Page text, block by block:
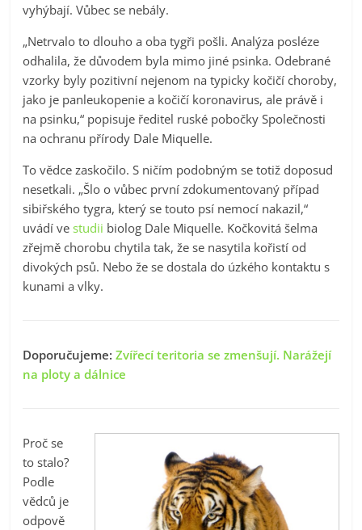
vyhýbají. Vůbec se nebály.
„Netrvalo to dlouho a oba tygři pošli. Analýza posléze
odhalila, že důvodem byla mimo jiné psinka. Odebrané
vzorky byly pozitivní nejenom na typicky kočičí choroby,
jako je panleukopenie a kočičí koronavirus, ale právě i
na psinku,“ popisuje ředitel ruské pobočky Společnosti
na ochranu přírody Dale Miquelle.
To vědce zaskočilo. S ničím podobným se totiž doposud
nesetkali. „Šlo o vůbec první zdokumentovaný případ
sibiřského tygra, který se touto psí nemocí nakazil,“
uvádí vestudii biolog Dale Miquelle. Kočkovitá šelma
zřejmě chorobu chytila tak, že se nasytila kořistí od
divokých psů. Nebo že se dostala do úzkého kontaktu s
kunami a vlky.
Doporučujeme:Zvířecí teritoria se zmenšují. Narážejí
na ploty a dálnice
Proč se
to stalo?
Podle
vědců je
odpově